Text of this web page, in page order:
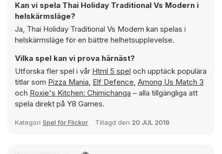
Kan vi spela Thai Holiday Traditional Vs Modern i
helskärmsläge?
Ja, Thai Holiday Traditional Vs Modern kan spelas i
helskärmsläge för en bättre helhetsupplevelse.
Vilka spel kan vi prova härnäst?
Utforska fler spel i vår Html 5 spel och upptäck populära
titlar som Pizza Mania, Elf Defence, Among Us Match 3
och Roxie's Kitchen: Chimichanga – alla tillgängliga att
spela direkt på Y8 Games.
Kategori Spel för Flickor Tillagd den 20 JUL 2019